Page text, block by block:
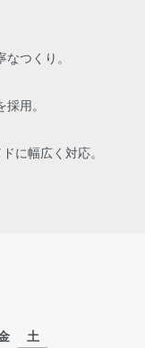
つくり。
用。
に幅広く対応。
土